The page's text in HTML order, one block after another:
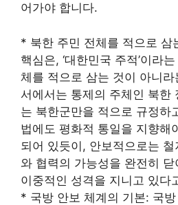
어가야 합니다.
* 북한 주민 전체를 적으로 삼
핵심은, ‘대한민국 주적’이라
체를 적으로 삼는 것이 아니
서에서는 통제의 주체인 북한
는 북한군만을 적으로 규정하
법에도 평화적 통일을 지향해
되어 있듯이, 안보적으로는
와 협력의 가능성을 완전히
이중적인 성격을 지니고 있다
* 국방 안보 체계의 기본: 국방